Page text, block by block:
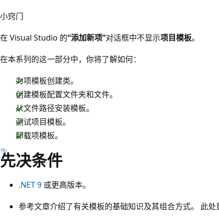
小窍门
在 Visual Studio 的“添加新项”对话框中不显示项目模板。
在本系列的这一部分中，你将了解如何：
为项模板创建类。
创建模板配置文件夹和文件。
从文件路径安装模板。
测试项目模板。
卸载项模板。
先决条件
.NET 9 或更高版本。
参考文章介绍了有关模板的基础知识及其组合方式。 此处